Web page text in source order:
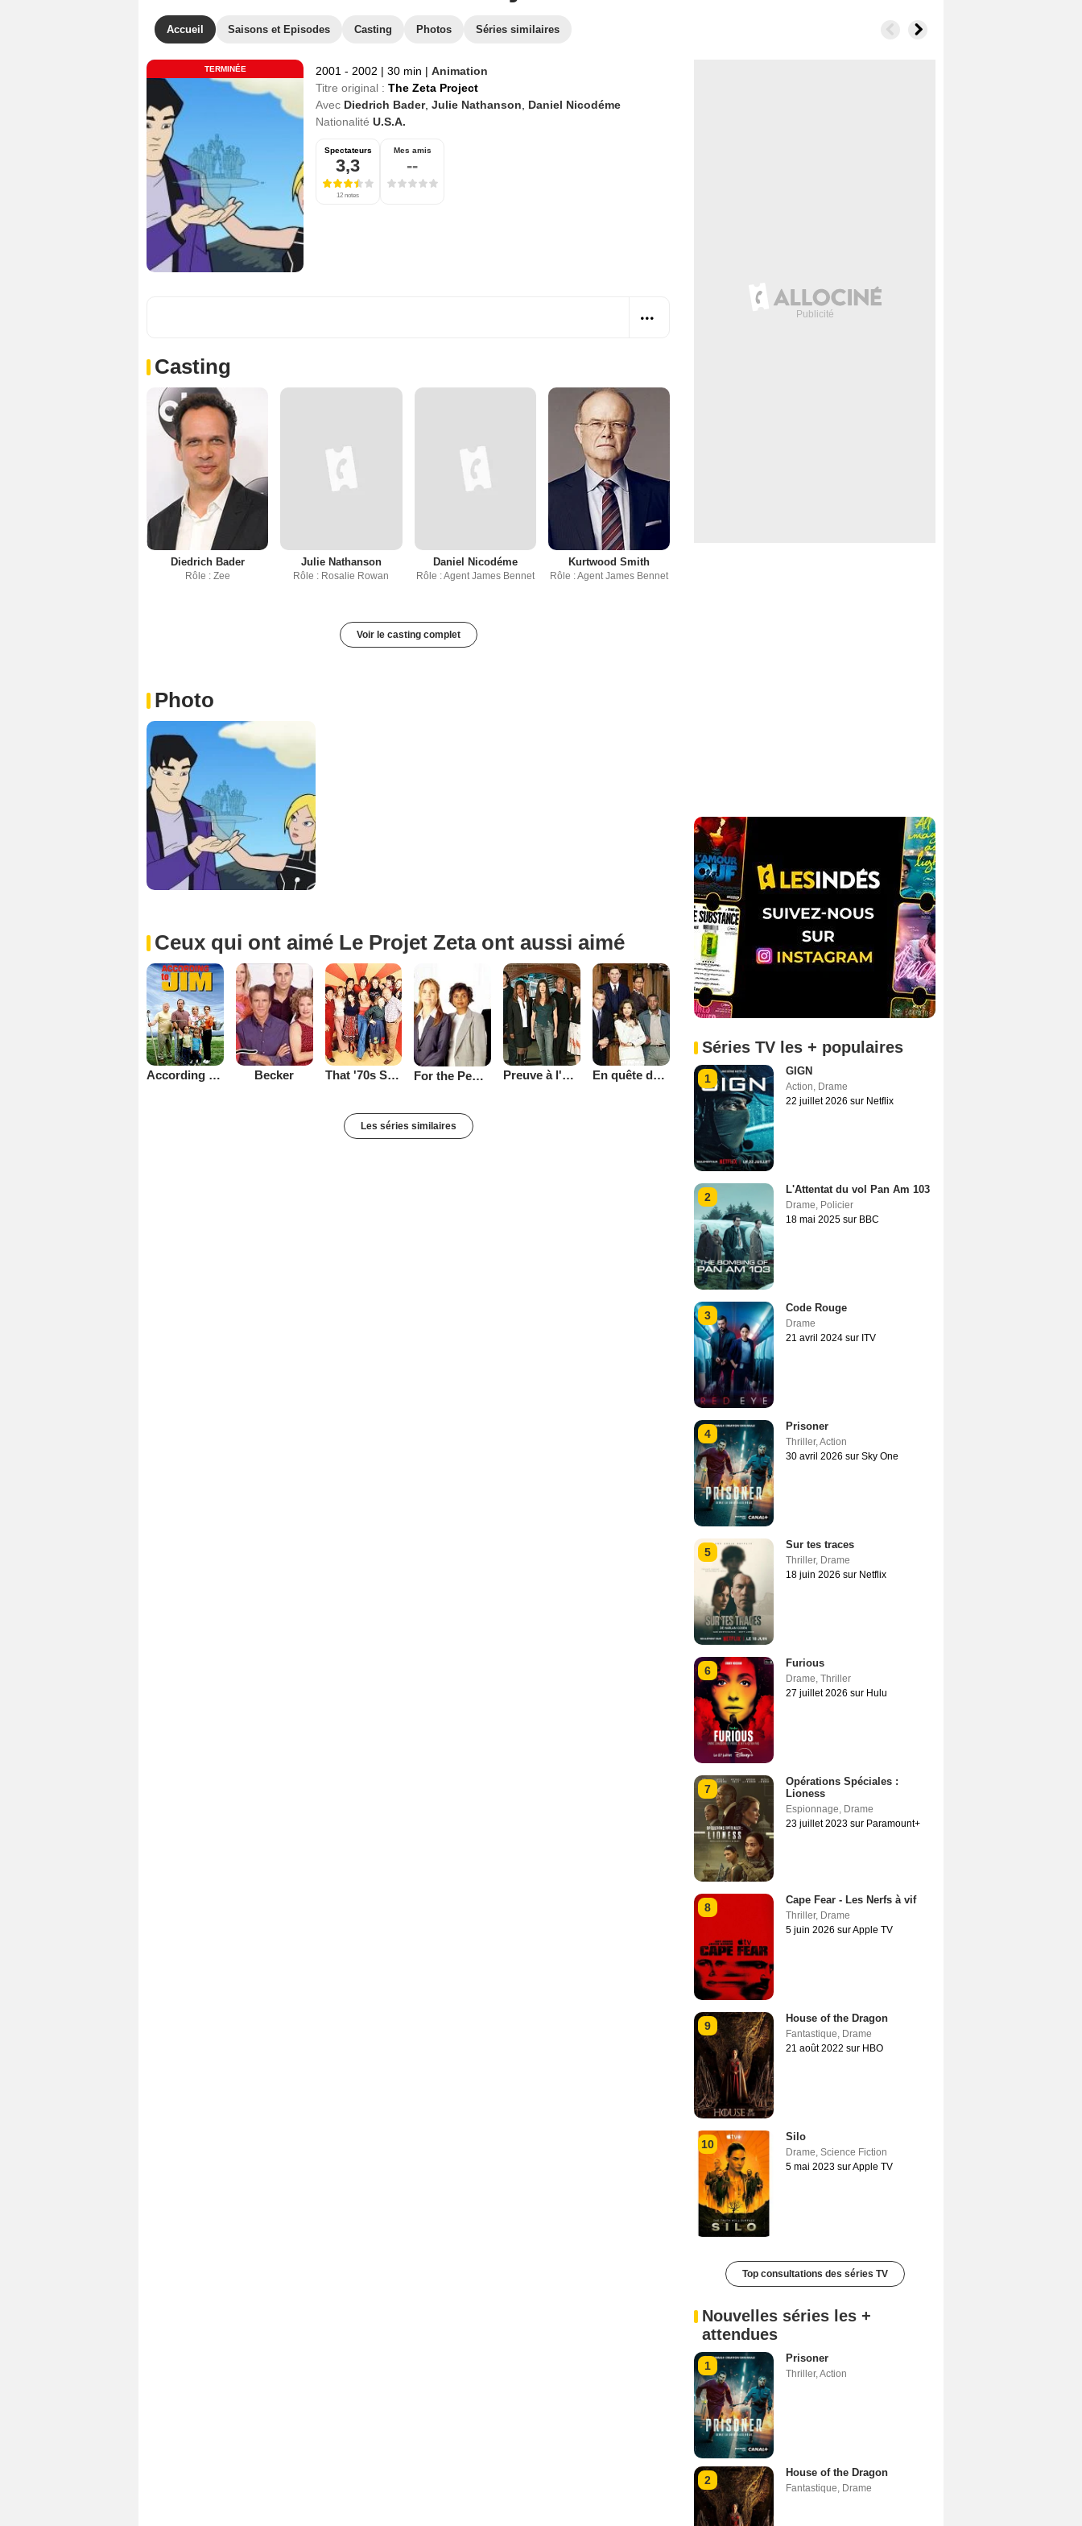
Accueil Saisons et Episodes Casting Photos Séries similaires
TERMINÉE 2001 - 2002 | 30 min | Animation
Titre original : The Zeta Project
Avec Diedrich Bader, Julie Nathanson
Daniel Nicodéme
Nationalité U.S.A.
Spectateurs
3,3
12 notes
Mes amis
--
Casting
Diedrich Bader
Rôle : Zee
Julie Nathanson
Rôle : Rosalie Rowan
Daniel Nicodéme
Rôle : Agent James Bennet
Kurtwood Smith
Rôle : Agent James Bennet
Voir le casting complet
Photo
Ceux qui ont aimé Le Projet Zeta ont aussi aimé
According to Jim Becker That '70s Show For the People (2002) Preuve à l'appui En quête de justice
Les séries similaires
Séries TV les + populaires
1
GIGN
Action, Drame
22 juillet 2026 sur Netflix
2
L'Attentat du vol Pan Am 103
Drame, Policier
18 mai 2025 sur BBC
3
Code Rouge
Drame
21 avril 2024 sur ITV
4
Prisoner
Thriller,Action
30 avril 2026 sur Sky One
5
Sur tes traces
Thriller, Drame
18 juin 2026 sur Netflix
6
Furious
Drame, Thriller
27 juillet 2026 sur Hulu
7
Opérations Spéciales :
Lioness
Espionnage, Drame
23 juillet 2023 sur Paramount+
8
Cape Fear - Les Nerfs à vif
Thriller, Drame
5 juin 2026 sur Apple TV
9
House of the Dragon
Fantastique, Drame
21 août 2022 sur HBO
10
Silo
Drame, Science Fiction
5 mai 2023 sur Apple TV
Top consultations des séries TV
Nouvelles séries les +
attendues
1
Prisoner
Thriller,Action
2
House of the Dragon
Fantastique, Drame